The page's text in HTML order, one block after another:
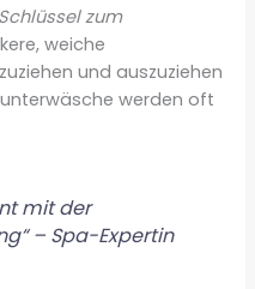
zum
weiche
und auszuziehen
werden oft
mit der
– Spa-Expertin